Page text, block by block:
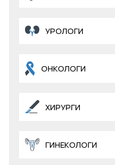
УРОЛОГИ
ОНКОЛОГИ
ХИРУРГИ
ГИНЕКОЛОГИ